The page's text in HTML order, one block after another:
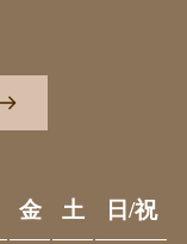
金 土 日/祝